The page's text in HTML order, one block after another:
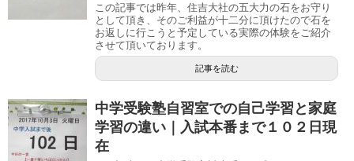
この記事では昨年、住吉大社の五大力の石をお守り
として頂き、そのご利益が十二分に頂けたので石を
お返しに行こうと予定している実際の体験をご紹介
させて頂いております。
記事を読む
中学受験塾自習室での自己学習と家庭
学習の違い｜入試本番まで１０２日現
在